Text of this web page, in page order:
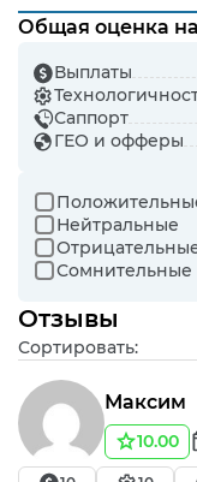
Общая оценка
Выплаты
Саппорт
ГЕО и офферы
Нейтральные
Сомнительные
Отзывы
Сортировать:
Максим
10.00